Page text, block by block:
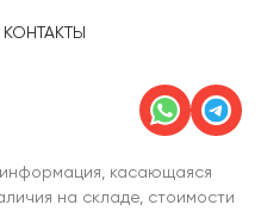
КОНТАКТЫ
касающаяся
на складе, стоимости